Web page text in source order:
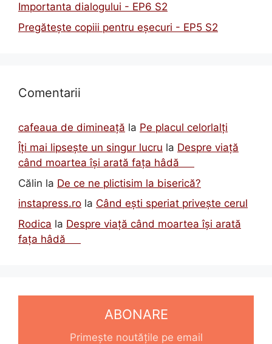
Importanta dialogului - EP6 S2
Pregătește copiii pentru eșecuri - EP5 S2
Comentarii
cafeaua de dimineață la Pe placul celorlalți
Îți mai lipsește un singur lucru la Despre viață
când moartea își arată fața hâdă
Călin la De ce ne plictisim la biserică?
instapress.ro la Când ești speriat privește cerul
Rodica la Despre viață când moartea își arată
fața hâdă
ABONARE
Primește noutățile pe email